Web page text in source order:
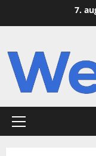
7.
Primary